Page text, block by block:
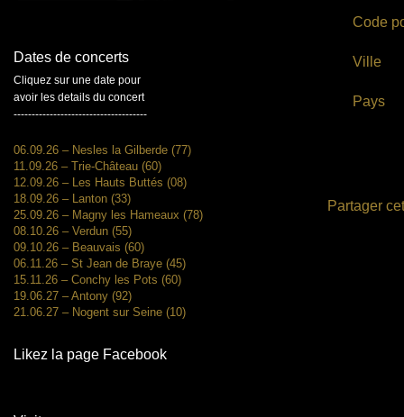
Code
Ville
Pays
Partager
Dates de concerts
Cliquez sur une date pour
avoir les details du concert
-------------------------------------
06.09.26 – Nesles la Gilberde (77)
11.09.26 – Trie-Château (60)
12.09.26 – Les Hauts Buttés (08)
18.09.26 – Lanton (33)
25.09.26 – Magny les Hameaux (78)
08.10.26 – Verdun (55)
09.10.26 – Beauvais (60)
06.11.26 – St Jean de Braye (45)
15.11.26 – Conchy les Pots (60)
19.06.27 – Antony (92)
21.06.27 – Nogent sur Seine (10)
Likez la page Facebook